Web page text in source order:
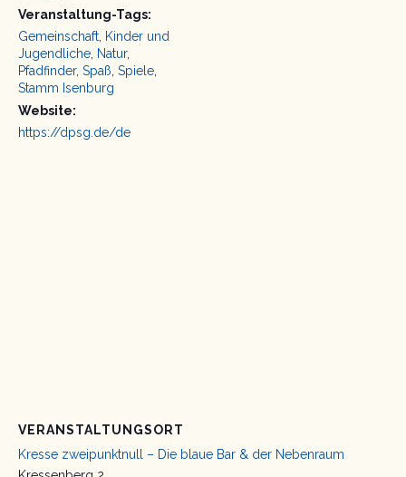
Veranstaltung-Tags:
Gemeinschaft Kinder und
Jugendliche Natur,
Pfadfinder, Spaß Spiele
Stamm Isenburg
Website:
https://dpsg.de/de
VERANSTALTUNGSORT
Kresse zweipunktnull – Die blaue Bar & der Nebenraum